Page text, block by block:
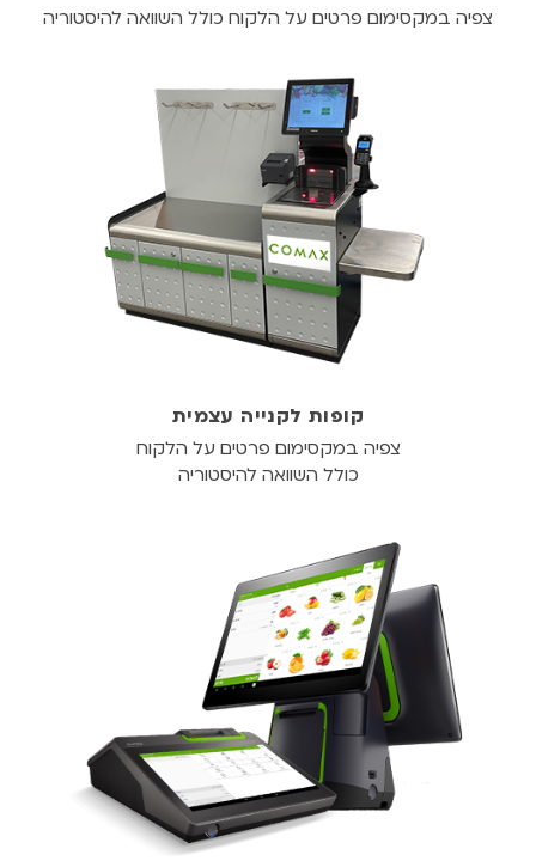
צפיה במקסימום פרטים על הלקוח כולל השוואה להיסטוריה
קופות לקנייה עצמית
צפיה במקסימום פרטים על הלקוח
כולל השוואה להיסטוריה